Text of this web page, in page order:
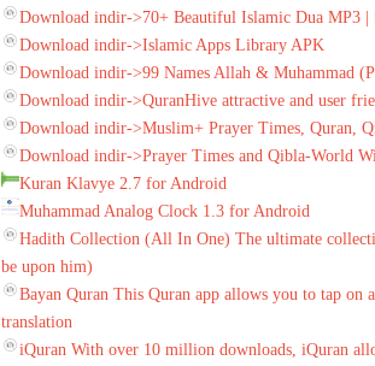
Download indir->70+ Beautiful Islamic Dua MP3 |
Download indir->Islamic Apps Library APK
Download indir->99 Names Allah & Muhammad
Download indir->QuranHive attractive and user
Download indir->Muslim+ Prayer Times, Quran,
Download indir->Prayer Times and Qibla-World
Kuran Klavye 2.7 for Android
Muhammad Analog Clock 1.3 for Android
Hadith Collection (All In One) The ultimate
be upon him)
Bayan Quran This Quran app allows you to tap on
translation
iQuran With over 10 million downloads, iQuran